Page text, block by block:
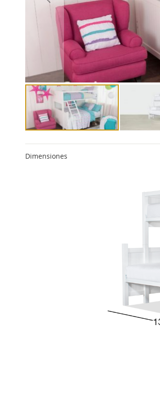
Dimensiones